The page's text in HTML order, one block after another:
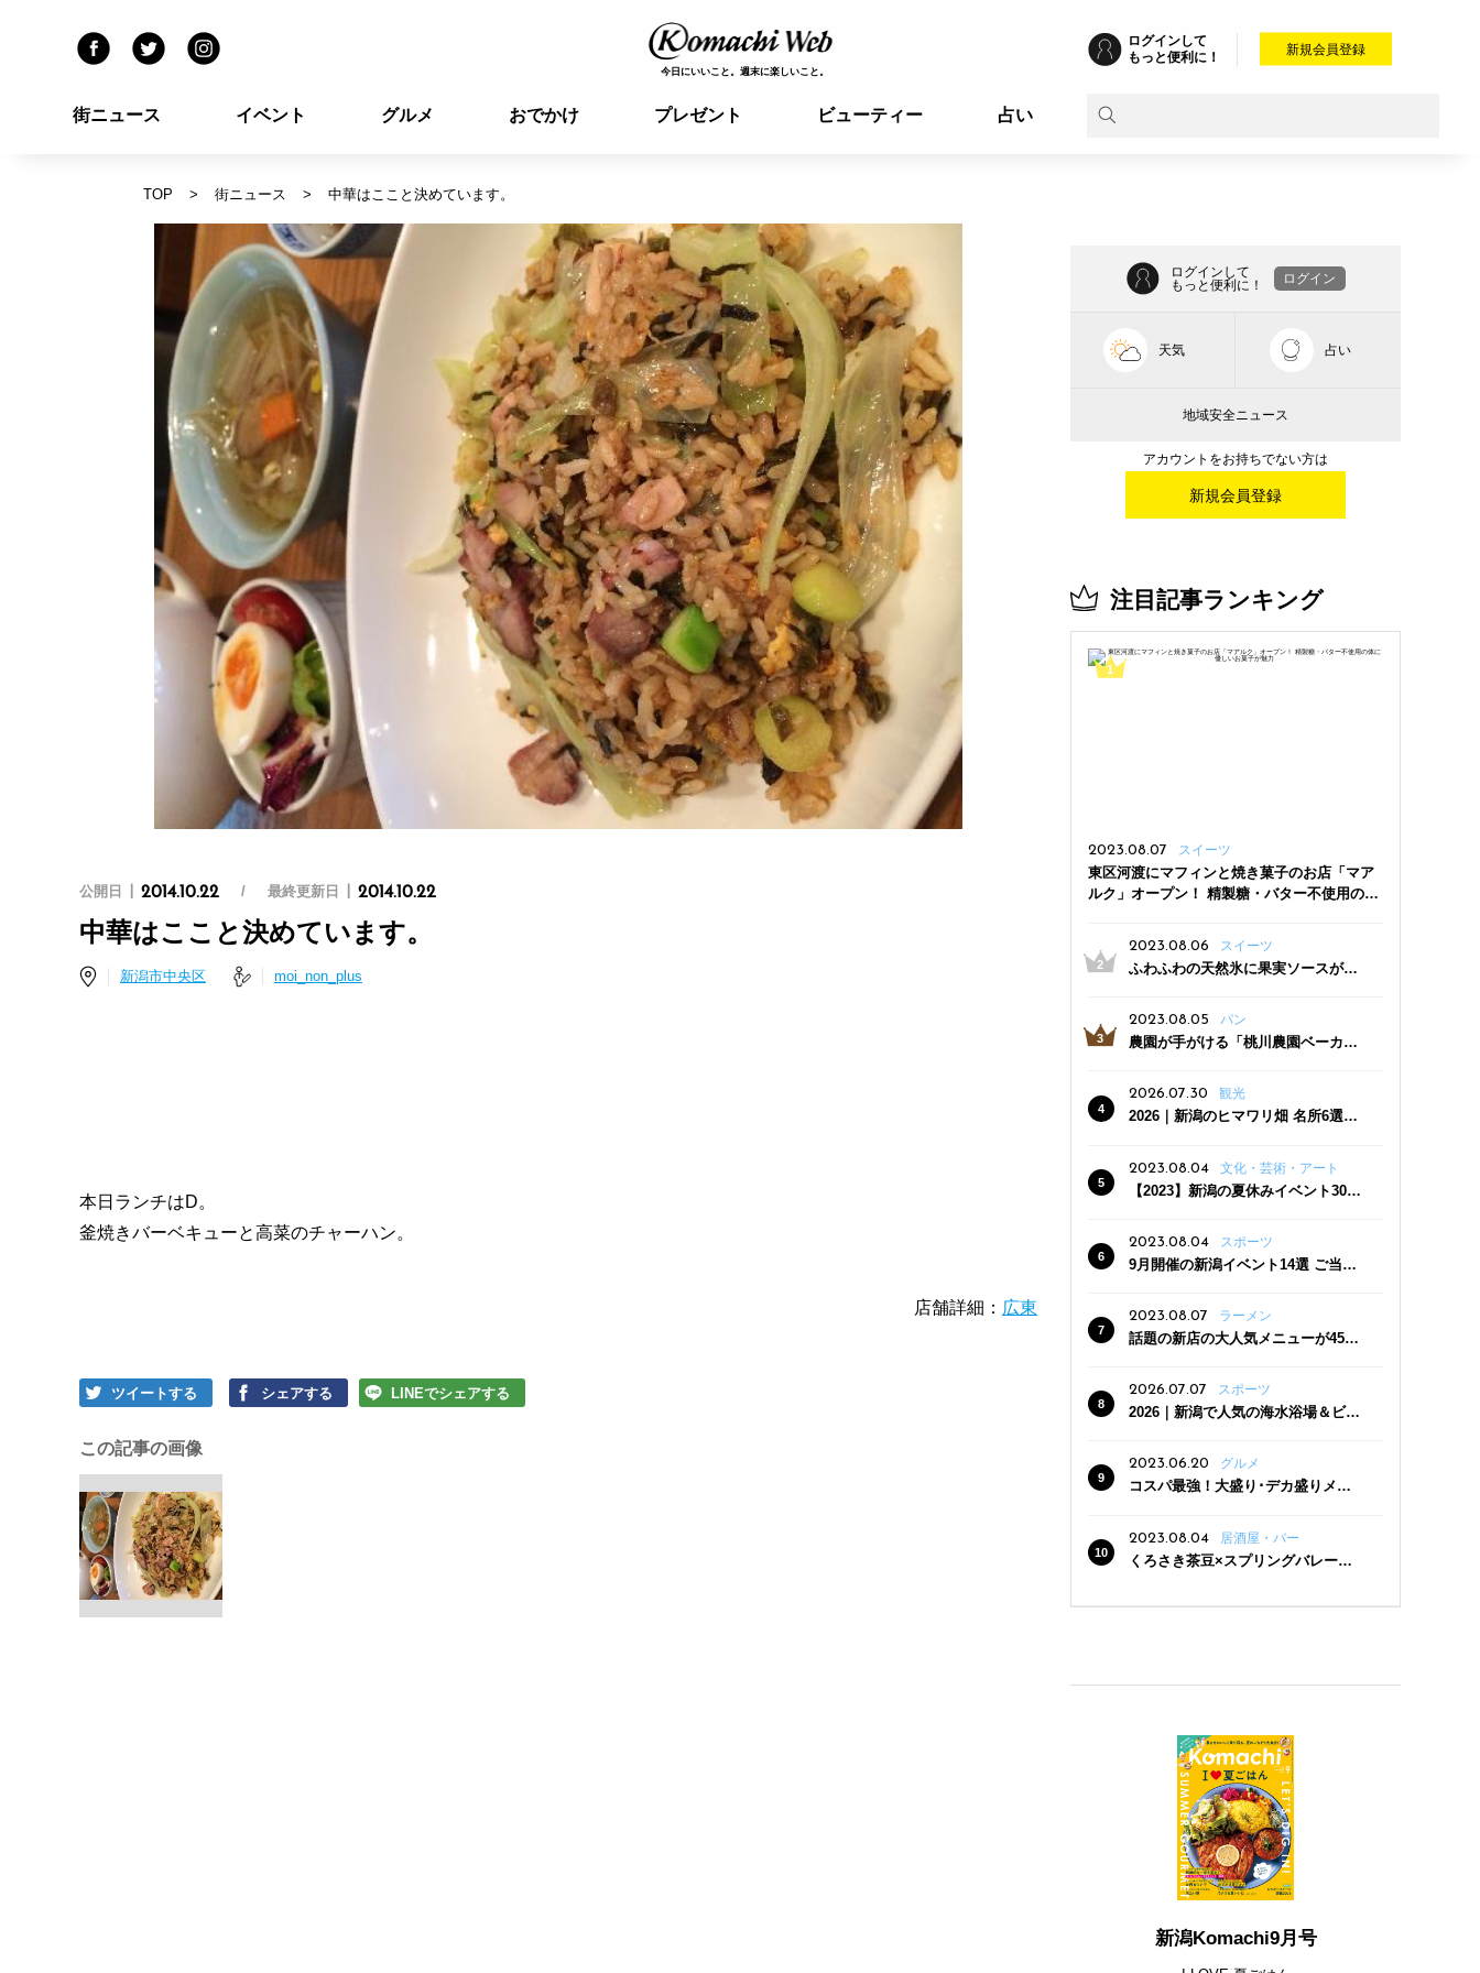
今日にいいこと。週末に楽しいこと。
ログインして
もっと便利に！
新規会員登録
街ニュース イベント グルメ おでかけ プレゼント ビューティー 占い
TOP 街ニュース 中華はここと決めています。
公開日 2014.10.22 最終更新日 2014.10.22
中華はここと決めています。
新潟市中央区 moi_non_plus
本日ランチはD。
釜焼きバーベキューと高菜のチャーハン。
店舗詳細： 広東
ツイートする シェアする LINEでシェアする
この記事の画像
ログインして
もっと便利に！
ログイン
天気 占い
地域安全ニュース
アカウントをお持ちでない方は
新規会員登録
注目記事ランキング
2023.08.07 スイーツ
東区河渡にマフィンと焼き菓子のお店「マア
ルク」オープン！ 精製糖・バター不使用の体
2023.08.06
スイーツ
ふわふわの天然氷に果実ソースがた
三条駅近くにオープン
2023.08.05 パン
農園が手がける「桃川農園ベーカリ
った焼きたてパンのほか、ジェラー
トやスムージーも
2026.07.30 観光
2026｜新潟のヒマワリ畑 名所6選
2023.08.04
文化・芸術・アート
【2023】新潟の夏休みイベント30
2023.08.04
スポーツ
9月開催の新潟イベント14選 ご当地
2023.08.07 ラーメン
話題の新店の大人気メニューが450
クーポン登場
2026.07.07 スポーツ
2026｜新潟で人気の海水浴場＆ビー
2023.06.20
グルメ
コスパ最強！大盛り･デカ盛りメニ
2023.08.04
居酒屋・バー
くろさき茶豆×スプリングバレー豊
新潟Komachi9月号